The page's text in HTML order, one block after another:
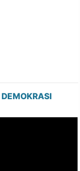
DEMOKRASI